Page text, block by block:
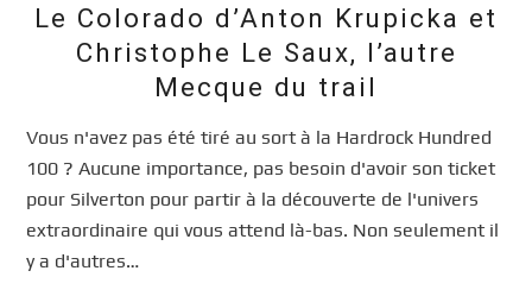
Le Colorado d’Anton Krupicka et
Christophe Le Saux, l’autre
Mecque du trail
Vous n'avez pas été tiré au sort à la Hardrock Hundred
100 ? Aucune importance, pas besoin d'avoir son ticket
pour Silverton pour partir à la découverte de l'univers
extraordinaire qui vous attend là-bas. Non seulement il
y a d'autres…